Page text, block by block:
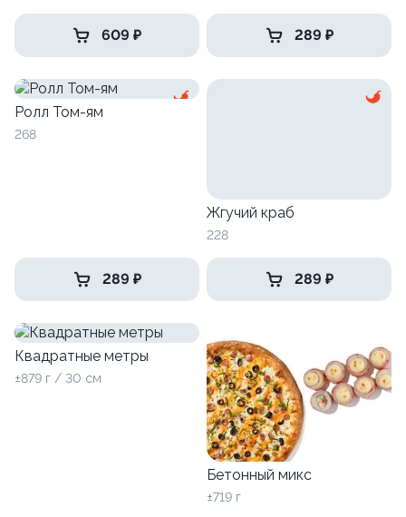
609 ₽ 289 ₽
Ролл Том-ям
268
289 ₽
Жгучий краб
228
289 ₽
Квадратные метры
±879 г / 30 см
Бетонный микс
±719 г